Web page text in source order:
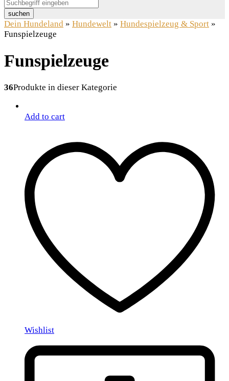
suchen
Dein Hundeland » Hundewelt » Hundespielzeug & Sport »
Funspielzeuge
Funspielzeuge
36Produkte in dieser Kategorie
Add to cart
Wishlist